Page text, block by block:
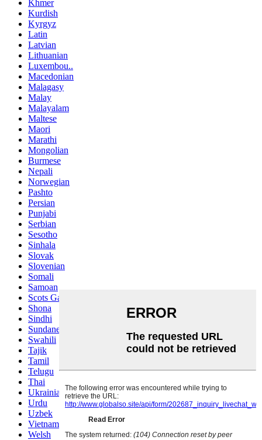
Khmer
Kurdish
Kyrgyz
Latin
Latvian
Lithuanian
Luxembou..
Macedonian
Malagasy
Malay
Malayalam
Maltese
Maori
Marathi
Mongolian
Burmese
Nepali
Norwegian
Pashto
Persian
Punjabi
Serbian
Sesotho
Sinhala
Slovak
Slovenian
Somali
Samoan
Scots Gaelic
Shona
Sindhi
Sundanese
Swahili
Tajik
Tamil
Telugu
Thai
Ukrainian
Urdu
Uzbek
Vietnamese
Welsh